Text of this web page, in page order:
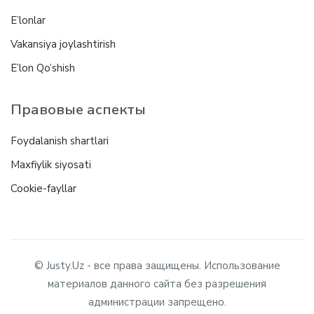
E’lonlar
Vakansiya joylashtirish
E’lon Qo’shish
Правовые аспекты
Foydalanish shartlari
Maxfiylik siyosati
Cookie-fayllar
© Justy.Uz - все права защищены. Использование
материалов данного сайта без разрешения
администрации запрещено.